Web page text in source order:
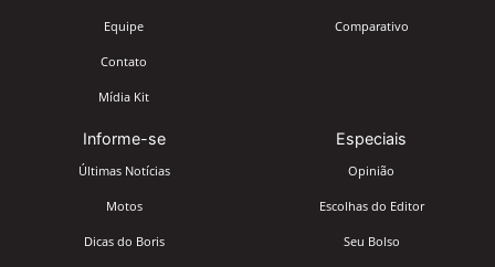
Equipe
Contato
Mídia Kit
Comparativo
Informe-se
Últimas Notícias
Motos
Dicas do Boris
Especiais
Opinião
Escolhas do Editor
Seu Bolso